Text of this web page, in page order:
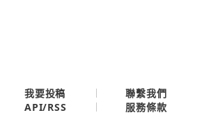
我要投稿
聯繫我們
API/RSS 服務條款